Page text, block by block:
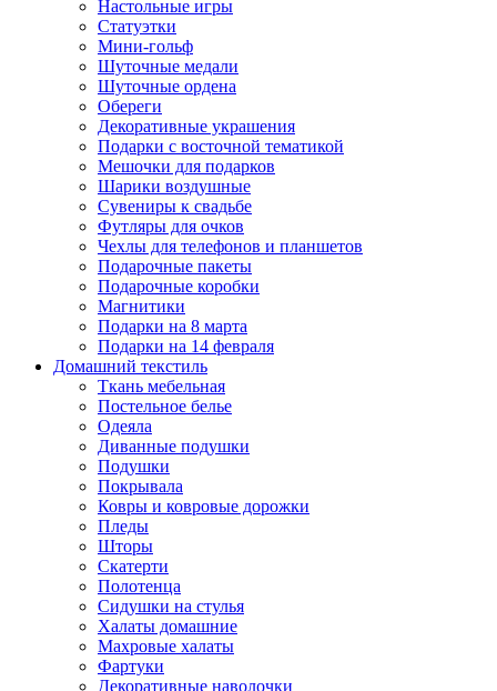
Настольные игры
Статуэтки
Мини-гольф
Шуточные медали
Шуточные ордена
Обереги
Декоративные украшения
Подарки с восточной тематикой
Мешочки для подарков
Шарики воздушные
Сувениры к свадьбе
Футляры для очков
Чехлы для телефонов и планшетов
Подарочные пакеты
Подарочные коробки
Магнитики
Подарки на 8 марта
Подарки на 14 февраля
Домашний текстиль
Ткань мебельная
Постельное белье
Одеяла
Диванные подушки
Подушки
Покрывала
Ковры и ковровые дорожки
Пледы
Шторы
Скатерти
Полотенца
Сидушки на стулья
Халаты домашние
Махровые халаты
Фартуки
Декоративные наволочки